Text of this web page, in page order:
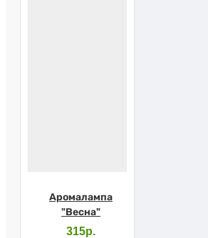
Аромалампа
"Весна"
315р.